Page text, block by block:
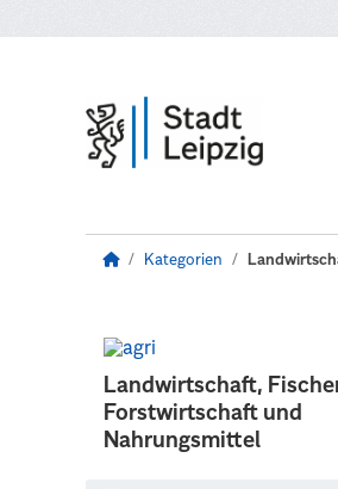
Kategorien
Landwirtschaft,
Forstwirtschaft und
Nahrungsmittel